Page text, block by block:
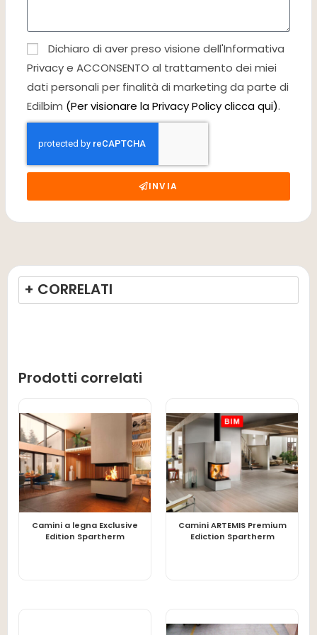
Dichiaro di aver preso visione dell'Informativa
Privacy e ACCONSENTO al trattamento dei miei
dati personali per finalità di marketing da parte di
Edilbim (Per visionare la Privacy Policy clicca qui).
INVIA
+ CORRELATI
Prodotti correlati
LEGGI TUTTO
Camini a legna Exclusive
Edition Spartherm
LEGGI TUTTO
Camini ARTEMIS Premium
Ediction Spartherm